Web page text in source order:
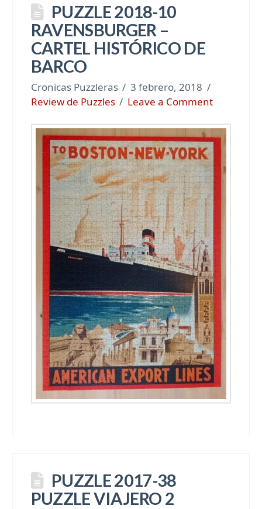
PUZZLE 2018-10
RAVENSBURGER –
CARTEL HISTÓRICO DE
BARCO
Cronicas Puzzleras
3 febrero, 2018
Review de Puzzles
Leave a Comment
PUZZLE 2017-38
PUZZLE VIAJERO 2